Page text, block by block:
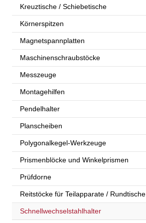
Kreuztische / Schiebetische
Körnerspitzen
Magnetspannplatten
Maschinenschraubstöcke
Messzeuge
Montagehilfen
Pendelhalter
Planscheiben
Polygonalkegel-Werkzeuge
Prismenblöcke und Winkelprismen
Prüfdorne
Reitstöcke für Teilapparate / Rundtische
Schnellwechselstahlhalter